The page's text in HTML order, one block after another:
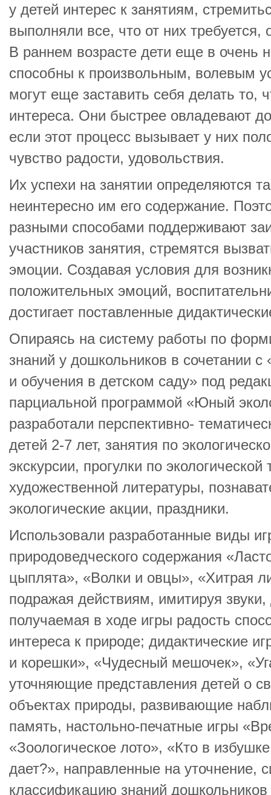
у детей интерес к занятиям,
выполняли все, что от них требуется,
В раннем возрасте дети еще в очень
способны к произвольным, волевым
могут еще заставить себя делать то,
интереса. Они быстрее овладевают
если этот процесс вызывает у них
чувство радости, удовольствия.
Их успехи на занятии определяются
неинтересно им его содержание.
разными способами поддерживают
участников занятия, стремятся
эмоции. Создавая условия для
положительных эмоций,
достигает поставленные
Опираясь на систему работы по
знаний у дошкольников в сочетании
и обучения в детском саду» под
парциальной программой «Юный
разработали перспективно-
детей 2-7 лет, занятия по
экскурсии, прогулки по экологической
художественной литературы,
экологические акции, праздники.
Использовали разработанные виды
природоведческого содержания
цыплята», «Волки и овцы», «Хитрая
подражая действиям, имитируя
получаемая в ходе игры радость
интереса к природе; дидактические
и корешки», «Чудесный мешочек»,
уточняющие представления детей о
объектах природы, развивающие
память, настольно-печатные игры
«Зоологическое лото», «Кто в
дает?», направленные на уточнение,
классификацию знаний дошкольников